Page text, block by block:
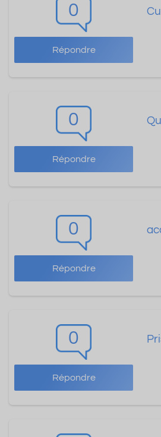
0
Répondre
0
Répondre
0
Répondre
0
Répondre